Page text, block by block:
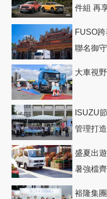
件組 再
FUSO
聯名御守
大車視
ISUZU
管理打
盛夏出
暑強檔
裕隆集